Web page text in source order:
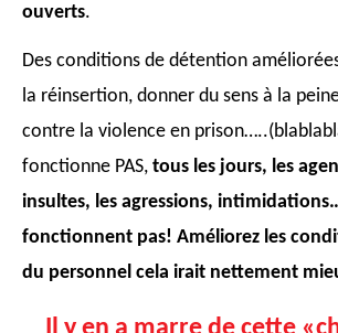
ouverts.
Des conditions de détention
la réinsertion, donner du sens à la
contre la violence en
fonctionne PAS, tous les jours, les
insultes, les agressions,
fonctionnent pas! Améliorez les
du personnel cela irait nettement